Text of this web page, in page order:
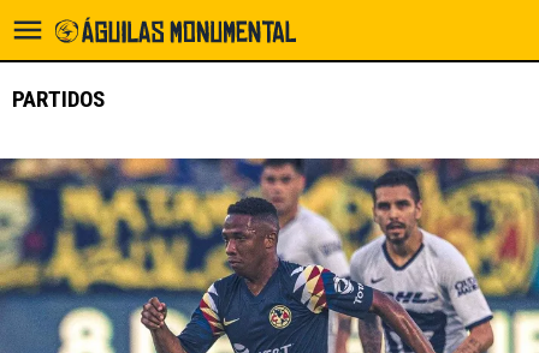
PARTIDOS